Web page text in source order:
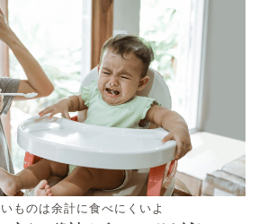
ものは余計に食べにくいよ